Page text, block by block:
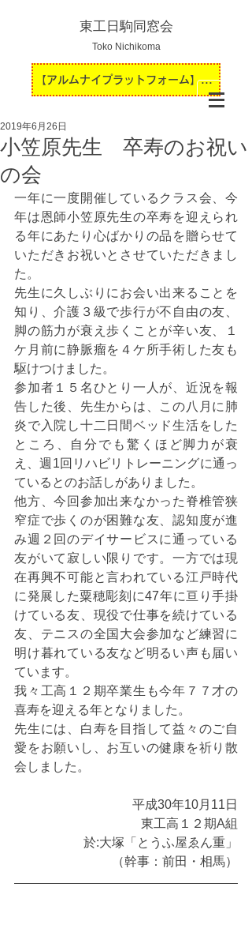
東工日駒同窓会
Toko Nichikoma
【アルムナイプラットフォーム】運用開始のお知らせ
小笠原先生 卒寿のお祝い
の会
2019年6月26日
一年に一度開催しているクラス会、今
年は恩師小笠原先生の卒寿を迎えられ
る年にあたり心ばかりの品を贈らせて
いただきお祝いとさせていただきまし
た。
先生に久しぶりにお会い出来ることを
知り、介護３級で歩行が不自由の友、
脚の筋力が衰え歩くことが辛い友、１
ケ月前に静脈瘤を４ケ所手術した友も
駆けつけました。
参加者１５名ひとり一人が、近況を報
告した後、先生からは、この八月に肺
炎で入院し十二日間ベッド生活をした
ところ、自分でも驚くほど脚力が衰
え、週1回リハビリトレーニングに通っ
ているとのお話しがありました。
他方、今回参加出来なかった脊椎管狭
窄症で歩くのが困難な友、認知度が進
み週２回のデイサービスに通っている
友がいて寂しい限りです。一方では現
在再興不可能と言われている江戸時代
に発展した粟穂彫刻に47年に亘り手掛
けている友、現役で仕事を続けている
友、テニスの全国大会参加など練習に
明け暮れている友など明るい声も届い
ています。
我々工高１２期卒業生も今年７７才の
喜寿を迎える年となりました。
先生には、白寿を目指して益々のご自
愛をお願いし、お互いの健康を祈り散
会しました。
平成30年10月11日
東工高１２期A組
於:大塚「とうふ屋ゑん重」
（幹事：前田・相馬）